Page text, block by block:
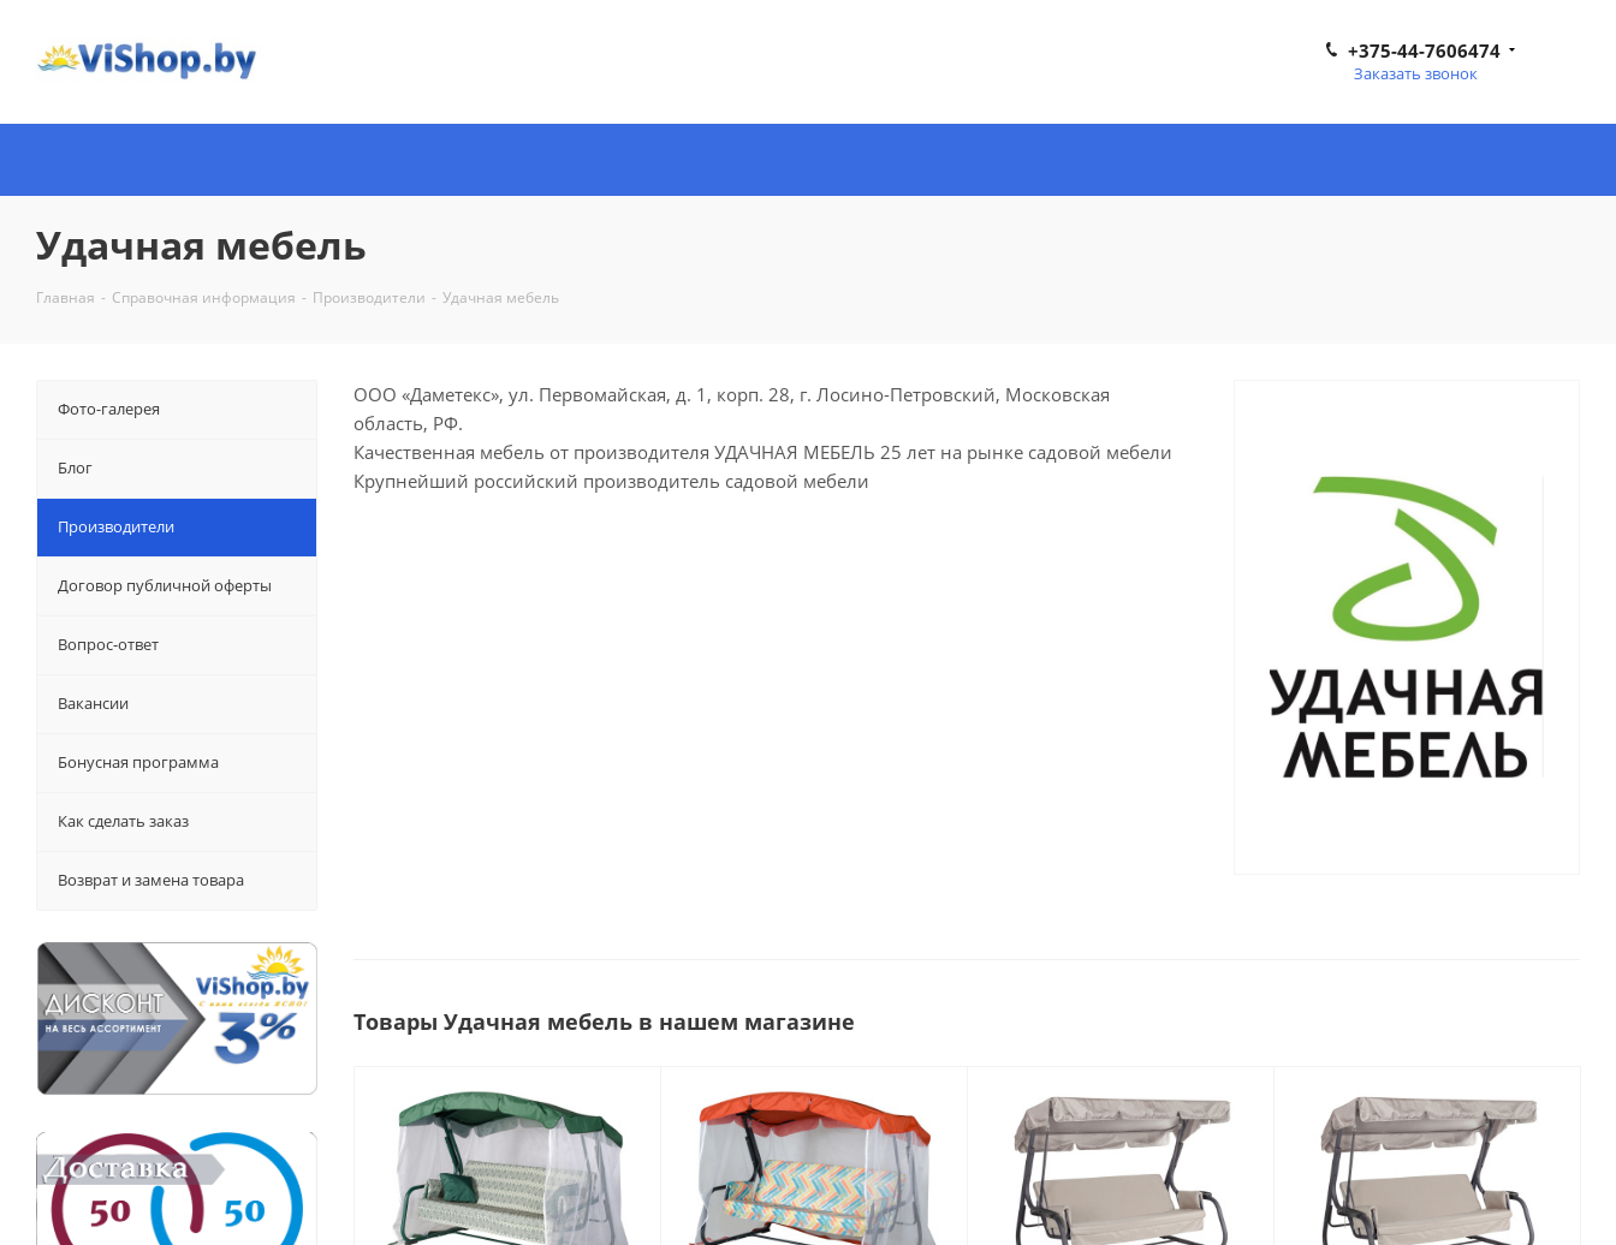
+375-44-7606474
Заказать звонок
Удачная мебель
Главная - Справочная информация - Производители - Удачная мебель
ООО «Даметекс», ул. Первомайская, д. 1, корп. 28, г. Лосино-Петровский, Московская
область, РФ.
Качественная мебель от производителя УДАЧНАЯ МЕБЕЛЬ 25 лет на рынке садовой мебели
Крупнейший российский производитель садовой мебели
Товары Удачная мебель в нашем магазине
Фото-галерея
Блог
Производители
Договор публичной оферты
Вопрос-ответ
Вакансии
Бонусная программа
Как сделать заказ
Возврат и замена товара